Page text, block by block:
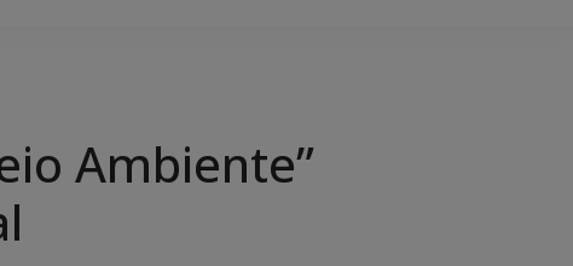
Ambiente”